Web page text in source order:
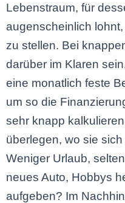
Lebenstraum, für
augenscheinlich
zu stellen. Bei
darüber im Klaren
eine monatlich feste
um so die
sehr knapp
überlegen, wo sie
Weniger Urlaub,
neues Auto, Hobbys
aufgeben? Im